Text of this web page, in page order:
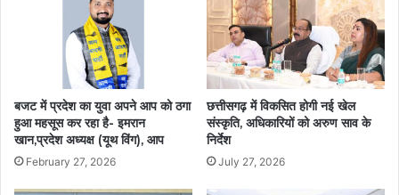
बजट में प्रदेश का युवा अपने आप को ठगा
हुआ महसूस कर रहा है- इमरान
खान,प्रदेश अध्यक्ष (यूथ विंग), आप
February 27, 2026
छत्तीसगढ़ में विकसित होगी नई खेल
संस्कृति, अधिकारियों को अरुण साव के
निर्देश
July 27, 2026